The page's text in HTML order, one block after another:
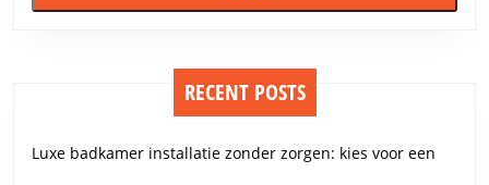
RECENT POSTS
Luxe badkamer installatie zonder zorgen: kies voor een